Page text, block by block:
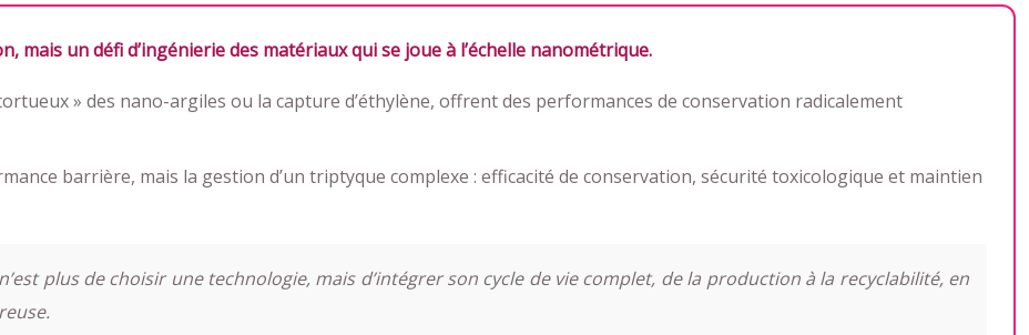
mais un défi d’ingénierie des matériaux qui se joue à l’échelle nanométrique.
» des nano-argiles ou la capture d’éthylène, offrent des performances de conservation radicalement
barrière, mais la gestion d’un triptyque complexe : efficacité de conservation, sécurité toxicologique et maintien
plus de choisir une technologie, mais d’intégrer son cycle de vie complet, de la production à la recyclabilité, en